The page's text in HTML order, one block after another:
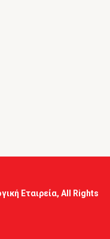
Εταιρεία, All Rights